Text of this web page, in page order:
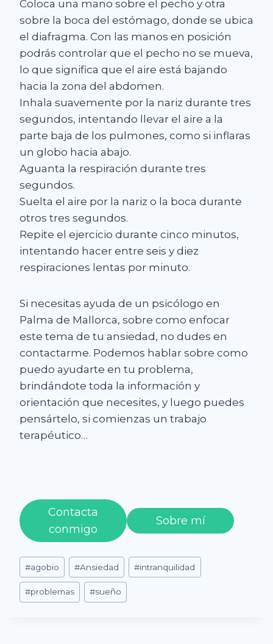
Coloca una mano sobre el pecho y otra
sobre la boca del estómago, donde se ubica
el diafragma. Con las manos en posición
podrás controlar que el pecho no se mueva,
lo que significa que el aire está bajando
hacia la zona del abdomen.
Inhala suavemente por la nariz durante tres
segundos, intentando llevar el aire a la
parte baja de los pulmones, como si inflaras
un globo hacia abajo.
Aguanta la respiración durante tres
segundos.
Suelta el aire por la nariz o la boca durante
otros tres segundos.
Repite el ejercicio durante cinco minutos,
intentando hacer entre seis y diez
respiraciones lentas por minuto.
Si necesitas ayuda de un psicólogo en
Palma de Mallorca, sobre como enfocar
este tema de tu ansiedad, no dudes en
contactarme. Podemos hablar sobre como
puedo ayudarte en tu problema,
brindándote toda la información y
orientación que necesites, y luego puedes
pensártelo, si comienzas un trabajo
terapéutico…
Contacta
conmigo
Sobre mí
Etiquetas
de
la
#agobio #Ansiedad #intranquilidad
#problemas #sueño